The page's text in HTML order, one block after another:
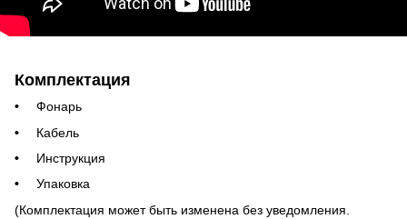
Комплектация
Фонарь
Кабель
Инструкция
Упаковка
(Комплектация может быть изменена без уведомления.